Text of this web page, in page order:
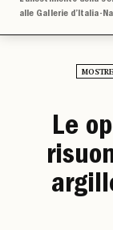
alle Gallerie d’Italia-
MOSTRE
Le